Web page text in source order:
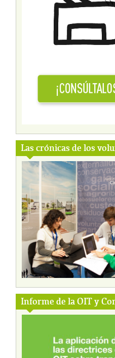
Las crónicas de los
Informe de la OIT y